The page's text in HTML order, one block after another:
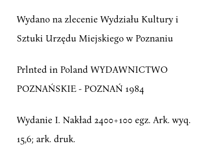
Wydano na zlecenie Wydziału Kultury i
Sztuki Urzędu Miejskiego w Poznaniu
Prlnted in Poland WYDAWNICTWO
POZNAŃSKIE - POZNAŃ 1984
Wydanie I. Nakład 2400+100 egz. Ark. wyq.
15,6; ark. druk.